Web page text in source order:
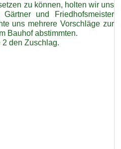
zu können, holten wir uns
und Friedhofsmeister
uns mehrere Vorschläge zur
Bauhof abstimmten.
den Zuschlag.